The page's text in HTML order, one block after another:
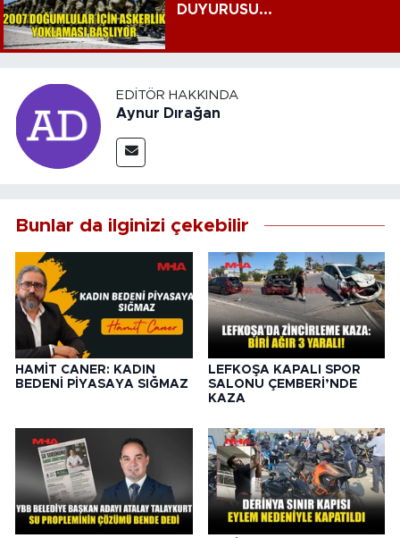
DUYURUSU...
EDITÖR HAKKINDA
Aynur Dırağan
Bunlar da ilginizi çekebilir
HAMİT CANER: KADIN
BEDENİ PİYASAYA SIĞMAZ
LEFKOŞA KAPALI SPOR
SALONU ÇEMBERİ’NDE
KAZA